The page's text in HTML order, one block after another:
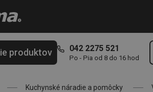
produktov 042 2275 521
Po - Pia od 8 do 16 hod
Kuchynské náradie a pomôcky